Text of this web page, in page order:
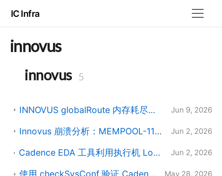
IC Infra
innovus
innovus 5
INNOVUS globalRoute 内存耗尽（errno=12）崩溃排查指南 Jun 9, 2026
Innovus 崩溃分析：MEMPOOL-112 内存池线程初始化错误与 SEGV Jun 2, 2026
Cadence EDA 工具利用执行机 Local Disk 卸载 NFS I/O 负载：模拟与数字流程完全指南 Jun 2, 2026
使用 checkSysConf 验证 Cadence 工具系统补丁级别 May 28, 2026